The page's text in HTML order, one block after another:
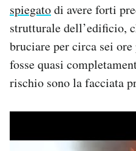
spiegatodi avere forti
strutturale dell’edificio,
bruciare per circa sei
fosse quasi
rischio sono la facciata